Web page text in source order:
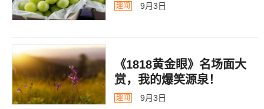
趣闻 9月3日
《1818黄金眼》名场面大
赏，我的爆笑源泉！
趣闻 9月3日